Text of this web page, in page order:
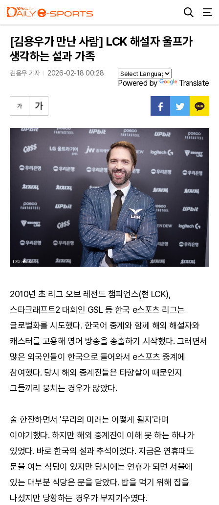
[김용우가 만난 사람] LCK 해설자 울프가
생각하는 설과 가족
김용우 기자 2026-02-18 00:28
Powered by Translate
2010년 초 리그 오브 레전드 챔피언스(현 LCK),
스타크래프트2 대회인 GSL 등 한국 e스포츠 리그는
글로벌화를 시도했다. 한국어 중계와 함께 해외 해설자와
캐스터를 고용해 영어 방송을 송출하기 시작했다. 그러면서
많은 외국인들이 한국으로 들어와서 e스포츠 중계에
참여했다. 당시 해외 중계진들은 타향살이 때문인지
그들끼리 뭉치는 경우가 많았다.
술 한잔하면서 '우리의 미래는 어떻게 될지'라며
이야기했다. 하지만 해외 중계진이 이해 못 하는 하나가
있었다. 바로 한국의 설과 추석이었다. 지금은 연휴때도
문을 여는 식당이 있지만 당시에는 연휴가 되면 서울에
있는 대부분 식당은 문을 닫았다. 밥을 먹기 위해 집을
나섰지만 당황하는 경우가 부지기수였다.